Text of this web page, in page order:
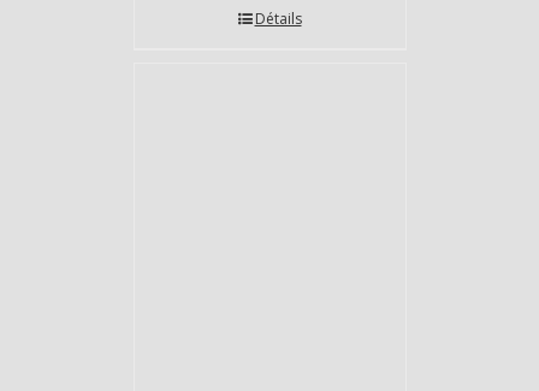
Détails